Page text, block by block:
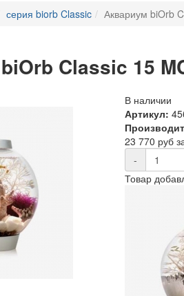
серия biorb Classic Аквариум biOrb
Classic 15
В наличии
Артикул:
23 770 руб
-
Товар